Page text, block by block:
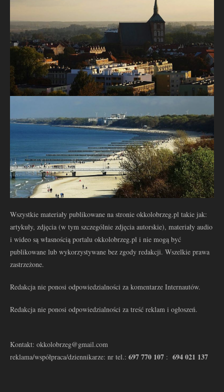
Wszystkie materiały publikowane na stronie okkolobrzeg.pl takie jak:
artykuły, zdjęcia (w tym szczególnie zdjęcia autorskie), materiały audio
i wideo są własnością portalu okkolobrzeg.pl i nie mogą być
publikowane lub wykorzystywane bez zgody redakcji. Wszelkie prawa
zastrzeżone.
Redakcja nie ponosi odpowiedzialności za komentarze Internautów.
Redakcja nie ponosi odpowiedzialności za treść reklam i ogłoszeń.
Kontakt: okkolobrzeg@gmail.com
reklama/współpraca/dziennikarze: nr tel.: 697 770 107 : 694 021 137